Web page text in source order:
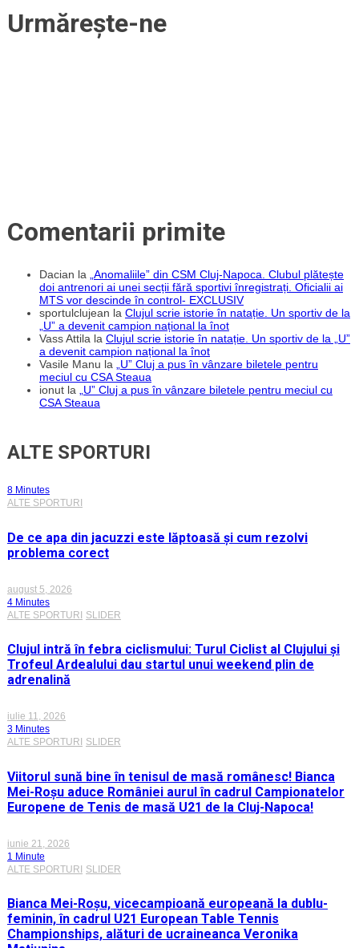
Urmărește-ne
Comentarii primite
Dacian la „Anomaliile” din CSM Cluj-Napoca. Clubul plătește
doi antrenori ai unei secții fără sportivi înregistrați. Oficialii ai
MTS vor descinde în control- EXCLUSIV
sportulclujean la Clujul scrie istorie în natație. Un sportiv de la
„U” a devenit campion național la înot
Vass Attila la Clujul scrie istorie în natație. Un sportiv de la „U”
a devenit campion național la înot
Vasile Manu la „U” Cluj a pus în vânzare biletele pentru
meciul cu CSA Steaua
ionut la „U” Cluj a pus în vânzare biletele pentru meciul cu
CSA Steaua
ALTE SPORTURI
8 Minutes
ALTE SPORTURI
De ce apa din jacuzzi este lăptoasă și cum rezolvi
problema corect
august 5, 2026
4 Minutes
ALTE SPORTURI SLIDER
Clujul intră în febra ciclismului: Turul Ciclist al Clujului și
Trofeul Ardealului dau startul unui weekend plin de
adrenalină
iulie 11, 2026
3 Minutes
ALTE SPORTURI
SLIDER
Viitorul sună bine în tenisul de masă românesc! Bianca
Mei-Roșu aduce României aurul în cadrul Campionatelor
Europene de Tenis de masă U21 de la Cluj-Napoca!
iunie 21, 2026
1 Minute
ALTE SPORTURI SLIDER
Bianca Mei-Roșu, vicecampioană europeană la dublu-
feminin, în cadrul U21 European Table Tennis
Championships, alături de ucraineanca Veronika